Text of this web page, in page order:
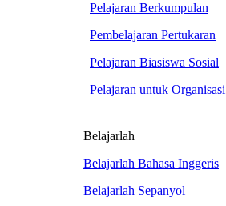
Pelajaran Berkumpulan
Pembelajaran Pertukaran
Pelajaran Biasiswa Sosial
Pelajaran untuk Organisasi
Belajarlah
Belajarlah Bahasa Inggeris
Belajarlah Sepanyol